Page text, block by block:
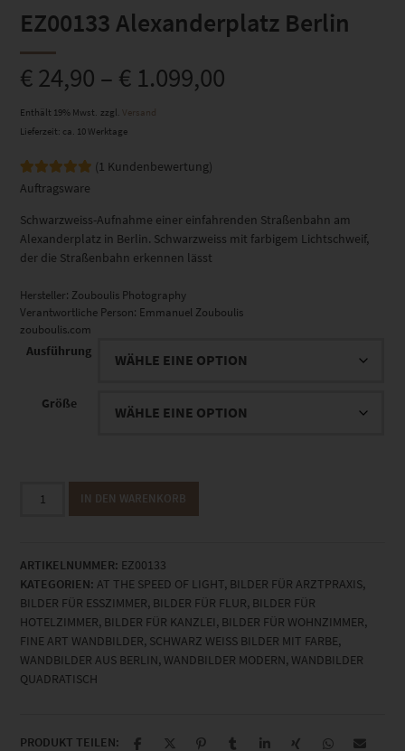
EZ00133 Alexanderplatz Berlin
€24,90 – € 1.099,00
Enthält 19% Mwst. zzgl. Versand
Lieferzeit: ca. 10 Werktage
Bewertet mit
von 5,
auf
1
Kundenbewertung
(1 Kundenbewertung)
Auftragsware
Schwarzweiss-Aufnahme einer einfahrenden Straßenbahn am
Alexanderplatz in Berlin. Schwarzweiss mit farbigem Lichtschweif,
der die Straßenbahn erkennen lässt
Hersteller: Zouboulis Photography
Verantwortliche Person: Emmanuel Zouboulis
zouboulis.com
Ausführung
Größe
Alexanderplatz
IN DEN WARENKORB
ARTIKELNUMMER: EZ00133
KATEGORIEN: AT THE SPEED OF LIGHT, BILDER FÜR ARZTPRAXIS,
BILDER FÜR ESSZIMMER, BILDER FÜR FLUR, BILDER FÜR
HOTELZIMMER, BILDER FÜR KANZLEI, BILDER FÜR WOHNZIMMER,
FINE ART WANDBILDER, SCHWARZ WEISS BILDER MIT FARBE ,
WANDBILDER AUS BERLIN, WANDBILDER MODERN, WANDBILDER
QUADRATISCH
PRODUKT TEILEN: